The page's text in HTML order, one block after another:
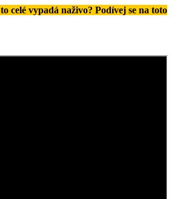
celé vypadá naživo? Podívej se na toto